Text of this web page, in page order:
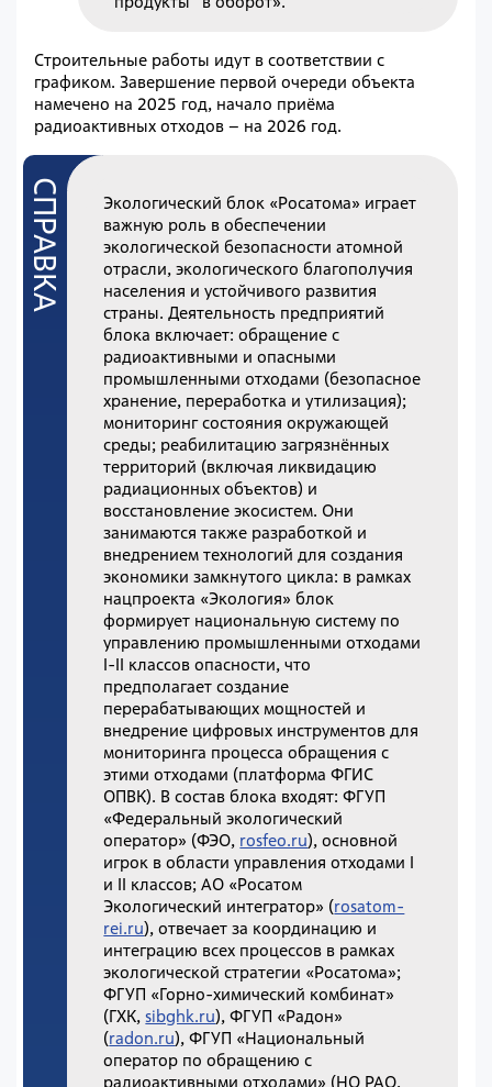
Строительные работы идут в соответствии с
графиком. Завершение первой очереди объекта
намечено на 2025 год, начало приёма
радиоактивных отходов – на 2026 год.
Экологический блок «Росатома» играет
важную роль в обеспечении
экологической безопасности атомной
отрасли, экологического благополучия
населения и устойчивого развития
страны. Деятельность предприятий
блока включает: обращение с
радиоактивными и опасными
промышленными отходами (безопасное
хранение, переработка и утилизация);
мониторинг состояния окружающей
среды; реабилитацию загрязнённых
территорий (включая ликвидацию
радиационных объектов) и
восстановление экосистем. Они
занимаются также разработкой и
внедрением технологий для создания
экономики замкнутого цикла: в рамках
нацпроекта «Экология» блок
формирует национальную систему по
управлению промышленными отходами
I-II классов опасности, что
предполагает создание
перерабатывающих мощностей и
внедрение цифровых инструментов для
мониторинга процесса обращения с
этими отходами (платформа ФГИС
ОПВК). В состав блока входят: ФГУП
«Федеральный экологический
оператор» (ФЭО, rosfeo.ru), основной
игрок в области управления отходами I
и II классов; АО «Росатом
Экологический интегратор» (rosatom-
rei.ru), отвечает за координацию и
интеграцию всех процессов в рамках
экологической стратегии «Росатома»;
ФГУП «Горно-химический комбинат»
(ГХК,sibghk.ru), ФГУП «Радон»
(radon.ru), ФГУП «Национальный
оператор по обращению с
радиоактивными отходами» (НО РАО,